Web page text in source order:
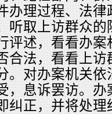
办理过程、法
听取上访群众
评述，看看办
合法，看看上
。对办案机关
，息诉罢访。
纠正，并将处